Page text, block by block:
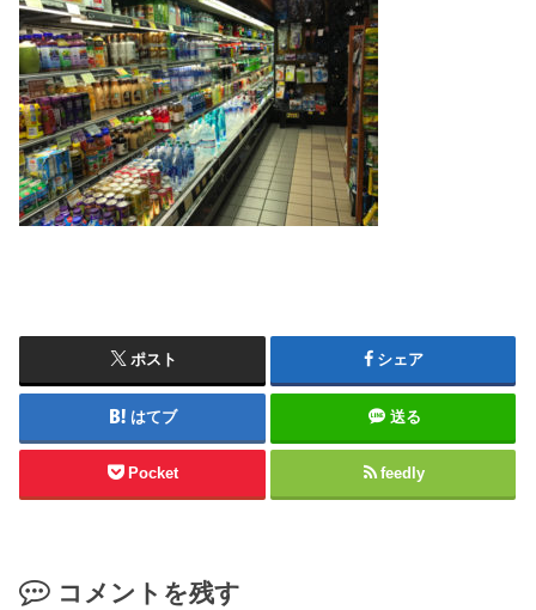
ポスト シェア
はてブ 送る
Pocket feedly
コメントを残す